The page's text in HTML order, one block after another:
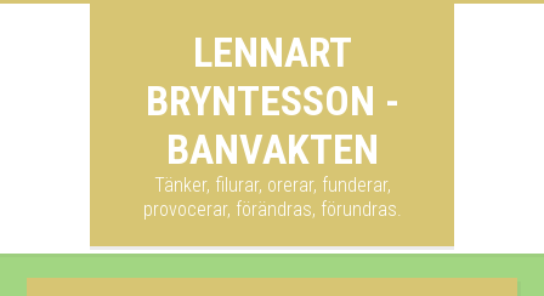
LENNART
BRYNTESSON -
BANVAKTEN
Tänker, filurar, orerar, funderar,
provocerar, förändras, förundras.